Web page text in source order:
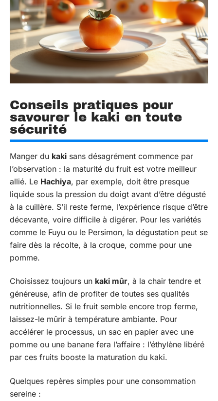
Conseils pratiques pour
savourer le kaki en toute
sécurité
Manger du kaki sans désagrément commence par
l’observation : la maturité du fruit est votre meilleur
allié. Le Hachiya, par exemple, doit être presque
liquide sous la pression du doigt avant d’être dégusté
à la cuillère. S’il reste ferme, l’expérience risque d’être
décevante, voire difficile à digérer. Pour les variétés
comme le Fuyu ou le Persimon, la dégustation peut se
faire dès la récolte, à la croque, comme pour une
pomme.
Choisissez toujours un kaki mûr, à la chair tendre et
généreuse, afin de profiter de toutes ses qualités
nutritionnelles. Si le fruit semble encore trop ferme,
laissez-le mûrir à température ambiante. Pour
accélérer le processus, un sac en papier avec une
pomme ou une banane fera l’affaire : l’éthylène libéré
par ces fruits booste la maturation du kaki.
Quelques repères simples pour une consommation
sereine :